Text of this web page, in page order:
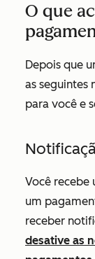
O que
Depois que
as seguintes
para você e
Você recebe
um
receber
desative as